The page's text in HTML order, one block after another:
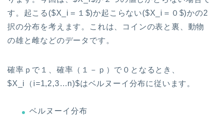
す。起こる($X_i＝１$)か起こらない($X_i＝０$)かの2
択の分布を考えます。これは、コインの表と裏、動物
の雄と雌などのデータです。
確率ｐで１、確率（１－ｐ）で０となるとき、
$X_i（i=1,2,3…n)$はベルヌーイ分布に従います。
ベルヌーイ分布